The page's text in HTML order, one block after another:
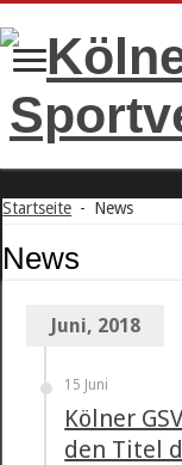
Startseite - News
News
Juni, 2018
15 Juni
Kölner
den Titel